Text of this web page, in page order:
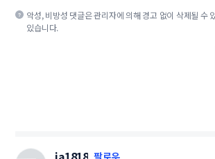
악성, 비방성 댓글은 관리자에 의해 경고 없이 삭제될 수
있습니다.
팔로우